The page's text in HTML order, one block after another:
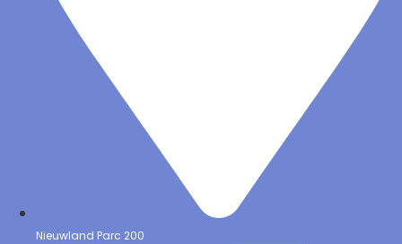
Nieuwland Parc 200